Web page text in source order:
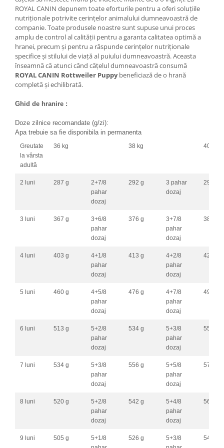
ROYAL CANIN depunem toate eforturile pentru a oferi soluțiile
nutriționale potrivite cerințelor animalului dumneavoastră de
companie. Toate produsele noastre sunt supuse unui proces
amplu de control al calității pentru a garanta calitatea optimă a
hranei, precum și pentru a răspunde cerințelor nutriționale
specifice și stilului de viață al puiului dumneavoastră. Aceasta
înseamnă că atunci când cățelul dumneavoastră consumă
ROYAL CANIN Rottweiler Puppybeneficiază de o hrană
completă și echilibrată.
Ghid de hranire :
Doze zilnice recomandate (g/zi):
Apa trebuie sa fie disponibila in permanenta
Greutate
la vârsta
adultă
36 kg 38 kg 40 kg
2 luni 287 g
2+7/8
pahar
dozaj
292 g
3 pahar
dozaj
296 g
3 luni 367 g
3+6/8
pahar
dozaj
376 g
3+7/8
pahar
dozaj
384 g
4 luni 403 g
4+1/8
pahar
dozaj
413 g
4+2/8
pahar
dozaj
423 g
5 luni 460 g
4+5/8
pahar
dozaj
476 g
4+7/8
pahar
dozaj
492 g
6 luni 513 g
5+2/8
pahar
dozaj
534 g
5+3/8
pahar
dozaj
555 g
7 luni 534 g
5+3/8
pahar
dozaj
556 g
5+5/8
pahar
dozaj
578 g
8 luni 520 g
5+2/8
pahar
dozaj
542 g
5+4/8
pahar
dozaj
563 g
9 luni 505 g
5+1/8
526 g
5+3/8
547 g